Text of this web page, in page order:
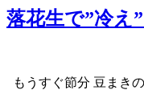
落花生で”冷え
もうすぐ節分 豆まき